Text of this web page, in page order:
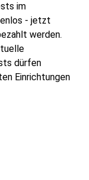
im
- jetzt
werden.
dürfen
Einrichtungen